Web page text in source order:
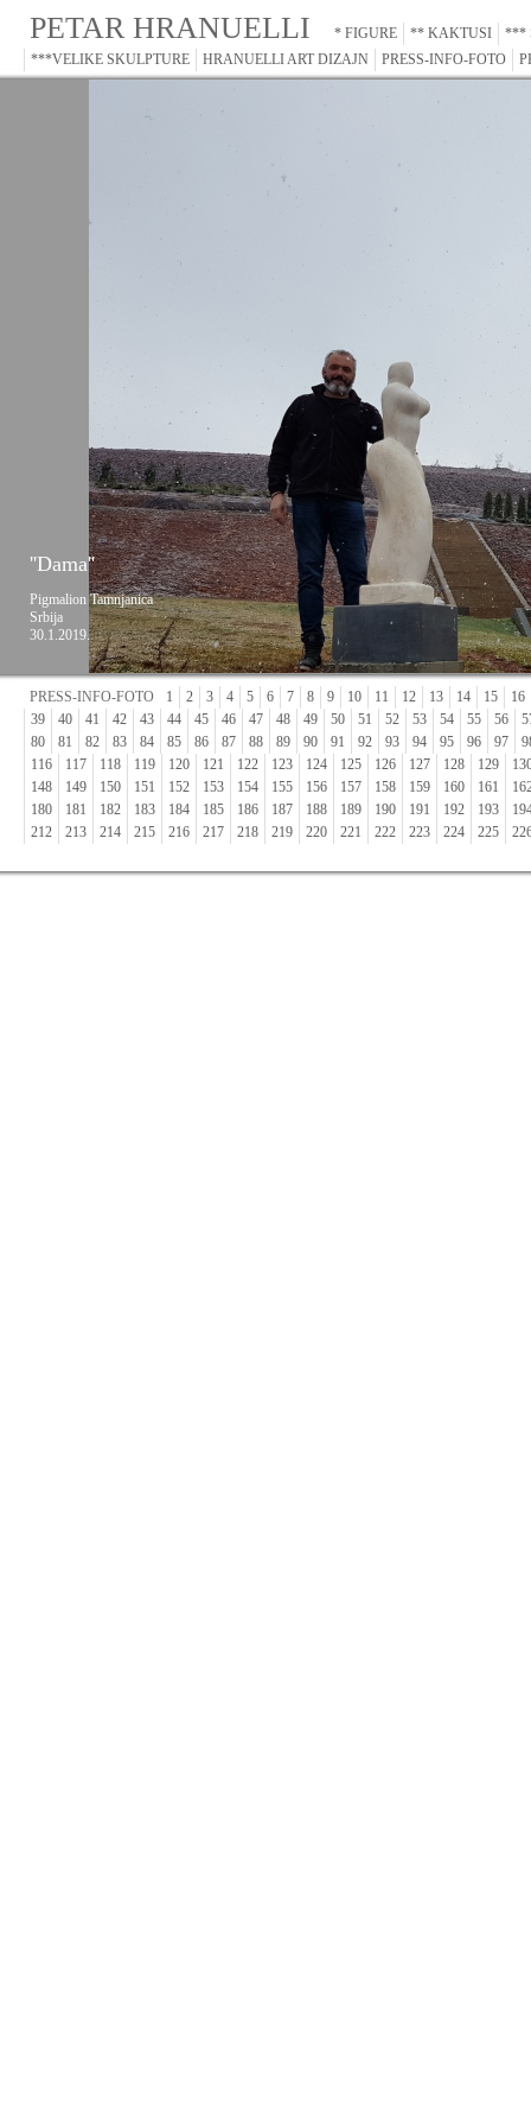
PETAR HRANUELLI * FIGURE ** KAKTUSI
***
***VELIKE SKULPTURE
HRANUELLI ART DIZAJN PRESS-INFO-FOTO
''Dama''
Pigmalion Tamnjanica
Srbija
30.1.2019.
PRESS-INFO-FOTO 1 2 3 4 5 6 7 8 9 10 11 12 13 14 15
16
39
40 41 42 43 44 45 46 47 48 49 50 51 52 53 54 55 56
80
81 82 83 84 85 86 87 88 89 90 91 92 93 94 95 96 97
116
117 118 119 120 121 122 123 124 125 126 127 128 129
148
149 150 151 152 153 154 155 156 157 158 159 160 161
180
181 182 183 184 185 186 187 188 189 190 191 192 193
212
213 214 215 216 217 218 219 220 221 222 223 224 225